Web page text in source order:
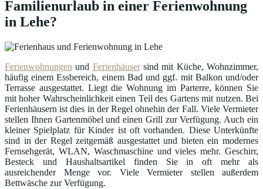
Familienurlaub in einer Ferienwohnung
in Lehe?
Ferienwohnungen und Ferienhäusersind mit Küche, Wohnzimmer,
häufig einem Essbereich, einem Bad und ggf. mit Balkon und/oder
Terrasse ausgestattet. Liegt die Wohnung im Parterre, können Sie
mit hoher Wahrscheinlichkeit einen Teil des Gartens mit nutzen. Bei
Ferienhäusern ist dies in der Regel ohnehin der Fall. Viele Vermieter
stellen Ihnen Gartenmöbel und einen Grill zur Verfügung. Auch ein
kleiner Spielplatz für Kinder ist oft vorhanden. Diese Unterkünfte
sind in der Regel zeitgemäß ausgestattet und bieten ein modernes
Fernsehgerät, WLAN, Waschmaschine und vieles mehr. Geschirr,
Besteck und Haushaltsartikel finden Sie in oft mehr als
ausreichender Menge vor. Viele Vermieter stellen außerdem
Bettwäsche zur Verfügung.